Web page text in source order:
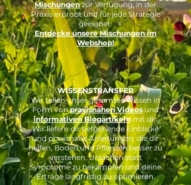
Mischungenzur Verfügung, in der
Praxis erprobt und für jede Strategie
geeignet.
Entdecke unsere Mischungen im
Webshop!
WISSENSTRANSFER
Wir teilen unser gesamtes Wissen in
Form vonpraxisnahen Videosund
informativen Blogartikelnmit dir.
Wir liefern dir tiefgehende Einblicke
und praxisnahe Anleitungen, die dir
helfen, Boden und Pflanzen besser zu
verstehen, Ursachen statt
Symptome zu bekämpfen und deine
Erträge langfristig zu optimieren.